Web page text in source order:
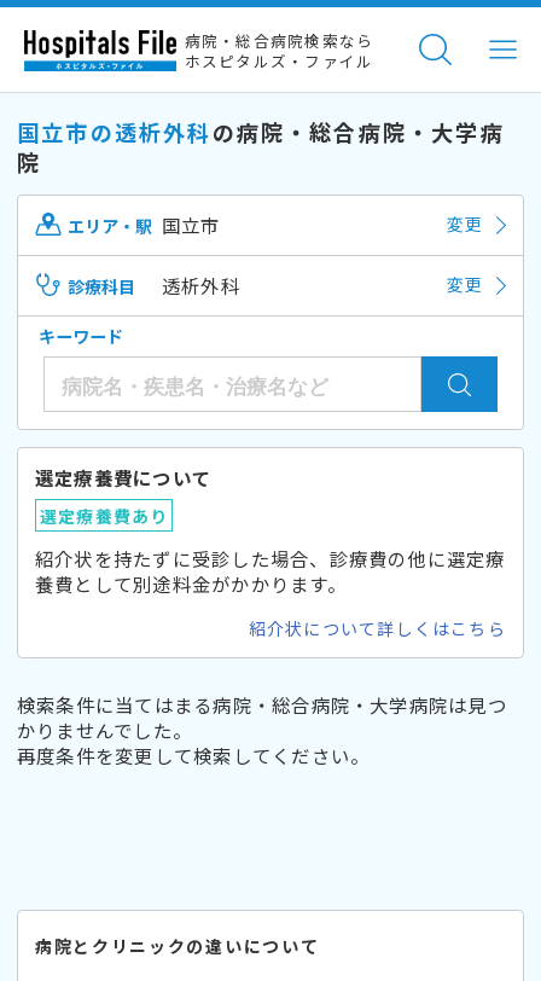
病院・総合病院検索なら
ホスピタルズ・ファイル
国立市の透析外科の病院・総合病院・大学病
院
エリア・駅 国立市 変更
診療科目 透析外科 変更
キーワード
選定療養費について
選定療養費あり
紹介状を持たずに受診した場合、診療費の他に選定療
養費として別途料金がかかります。
紹介状について詳しくはこちら
検索条件に当てはまる病院・総合病院・大学病院は見つ
かりませんでした。
再度条件を変更して検索してください。
病院とクリニックの違いについて